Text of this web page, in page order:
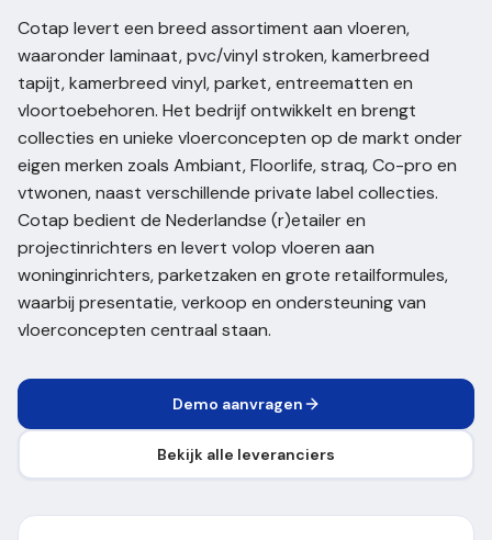
Cotap levert een breed assortiment aan vloeren,
waaronder laminaat, pvc/vinyl stroken, kamerbreed
tapijt, kamerbreed vinyl, parket, entreematten en
vloortoebehoren. Het bedrijf ontwikkelt en brengt
collecties en unieke vloerconcepten op de markt onder
eigen merken zoals Ambiant, Floorlife, straq, Co-pro en
vtwonen, naast verschillende private label collecties.
Cotap bedient de Nederlandse (r)etailer en
projectinrichters en levert volop vloeren aan
woninginrichters, parketzaken en grote retailformules,
waarbij presentatie, verkoop en ondersteuning van
vloerconcepten centraal staan.
Demo aanvragen
Bekijk alle leveranciers